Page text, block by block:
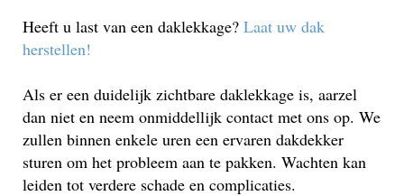
Heeft u last van een daklekkage? Laat uw dak
herstellen!
Als er een duidelijk zichtbare daklekkage is, aarzel
dan niet en neem onmiddellijk contact met ons op. We
zullen binnen enkele uren een ervaren dakdekker
sturen om het probleem aan te pakken. Wachten kan
leiden tot verdere schade en complicaties.